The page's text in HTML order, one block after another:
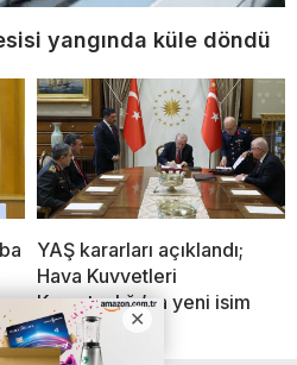
yangında küle döndü
YAŞ kararları açıklandı;
Hava Kuvvetleri
Komutanlığı’na yeni isim
atandı